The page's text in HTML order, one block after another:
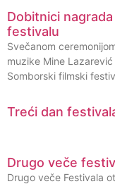
Dobitnici
festivalu
Svečanom
muzike Mine
Somborski filmski
Treći dan
Drugo veče
Drugo veče Festivala